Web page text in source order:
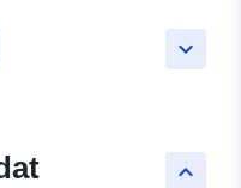
keyboard_arrow_down
keyboard_arrow_up